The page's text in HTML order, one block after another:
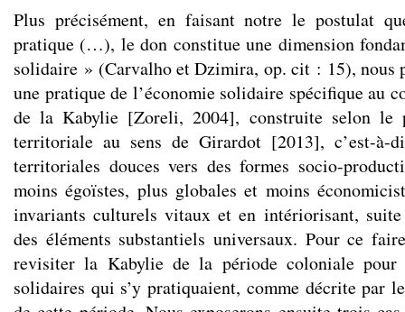
Plus précisément, en faisant notre le postulat
pratique (…), le don constitue une dimension
solidaire » (Carvalho et Dzimira, op. cit : 15), nous
une pratique de l’économie solidaire spécifique au
de la Kabylie [Zoreli, 2004], construite selon le
territoriale au sens de Girardot [2013], c’est-à-
territoriales douces vers des formes socio-
moins égoïstes, plus globales et moins
invariants culturels vitaux et en intériorisant, suite
des éléments substantiels universaux. Pour ce
revisiter la Kabylie de la période coloniale pour
solidaires qui s’y pratiquaient, comme décrite par